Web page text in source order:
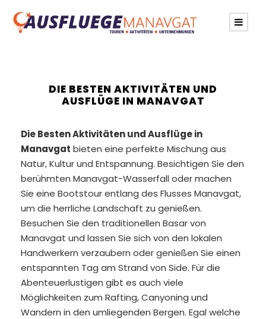
DIE BESTEN AKTIVITÄTEN UND
AUSFLÜGE IN MANAVGAT
Die Besten Aktivitäten und Ausflüge in
Manavgat bieten eine perfekte Mischung aus
Natur, Kultur und Entspannung. Besichtigen Sie den
berühmten Manavgat-Wasserfall oder machen
Sie eine Bootstour entlang des Flusses Manavgat,
um die herrliche Landschaft zu genießen.
Besuchen Sie den traditionellen Basar von
Manavgat und lassen Sie sich von den lokalen
Handwerkern verzaubern oder genießen Sie einen
entspannten Tag am Strand von Side. Für die
Abenteuerlustigen gibt es auch viele
Möglichkeiten zum Rafting, Canyoning und
Wandern in den umliegenden Bergen. Egal welche